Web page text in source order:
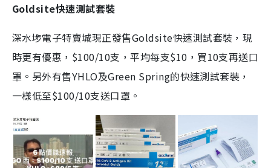
Goldsite快速測試套裝
深水埗電子特賣城現正發售Goldsite快速測試套裝，現
時更有優惠，$100/10支，平均每支$10，買10支再送口
罩。另外有售YHLO及Green Spring的快速測試套裝，
一樣低至$100/10支送口罩。